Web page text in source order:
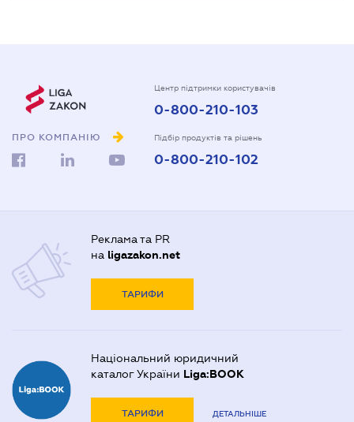
ПРО КОМПАНІЮ
Центр підтримки користувачів
0-800-210-103
Підбір продуктів та рішень
0-800-210-102
Реклама та PR
на ligazakon.net
ТАРИФИ
Національний юридичний
каталог України Liga:BOOK
ТАРИФИ ДЕТАЛЬНІШЕ